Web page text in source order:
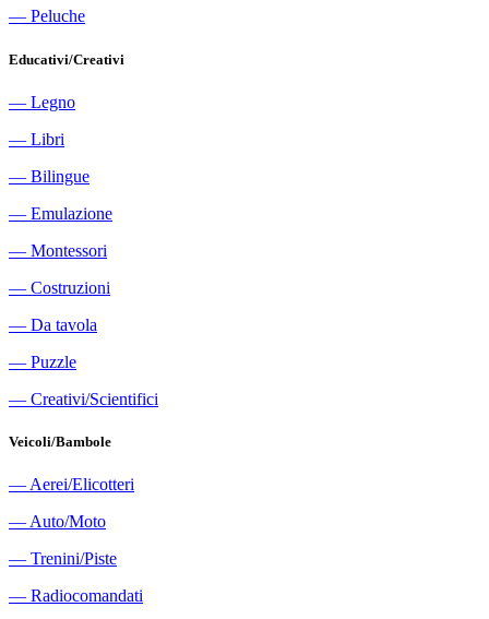
― Peluche
Educativi/Creativi
― Legno
― Libri
― Bilingue
― Emulazione
― Montessori
― Costruzioni
― Da tavola
― Puzzle
― Creativi/Scientifici
Veicoli/Bambole
― Aerei/Elicotteri
― Auto/Moto
― Trenini/Piste
― Radiocomandati